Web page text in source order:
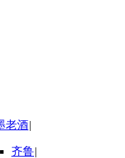
老酒|
齐鲁|